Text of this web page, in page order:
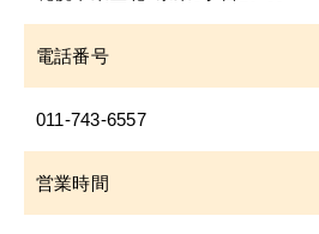
電話番号
011-743-6557
営業時間